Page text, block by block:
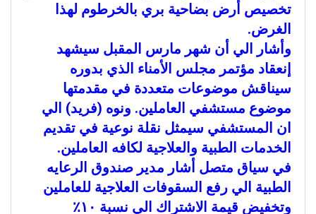
تخصيص أرض بضاحية بري بالخرطوم لهذا
الغرض.
وأشار الي أن شهر مارس المقبل سيشهد
إنعقاد مؤتمر مجلس الأمناء الذي بدوره
سيناقش موضوعات متعددة في مقدمتها
موضوع مستشفي العاملين. ونوه (فريد) الي
ان المستشفي سيمثل نقلة نوعية في تقديم
الخدمات الطبية والعلاجية لكافه العاملين.
في سياق متصل أشار مدير صندوق الرعايه
الطبية الي رفع السقوفات العلاجية للعاملين
وتخفيض قيمة الاشتراك الي نسبة ١٠٪